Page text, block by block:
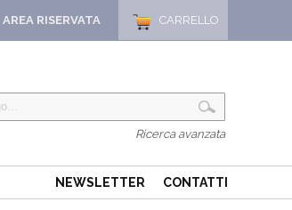
CARRELLO
AREA RISERVATA
Ricerca avanzata
NEWSLETTER CONTATTI